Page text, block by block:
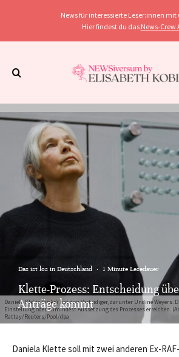
News für interessierte Leser:innen mit
Hier findest du das News-Crew
Daniela Klette (links) hat drei Verteidiger, darunter Undine Weyers.
Einstellung oder zumindest Aussetzung des Prozesses erreichen.
Rattay/Reuters/Pool/dpa
Das ist los in Deutschland · 1 Minute Lesedauer
Klette-Prozess: Entscheidung
Anträge kommt
Daniela Klette soll mit zwei anderen Ex-